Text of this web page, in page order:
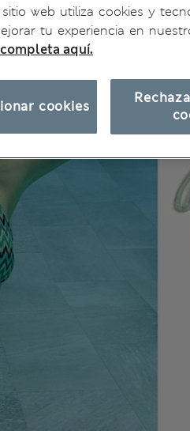
web utiliza cookies y
tu experiencia en
aquí.
cookies